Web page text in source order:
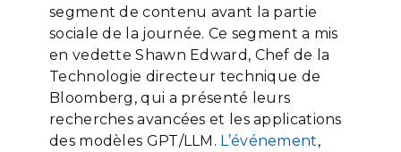
segment de contenu avant la partie
sociale de la journée. Ce segment a mis
en vedette Shawn Edward, Chef de la
Technologie directeur technique de
Bloomberg, qui a présenté leurs
recherches avancées et les applications
des modèles GPT/LLM. L’événement,